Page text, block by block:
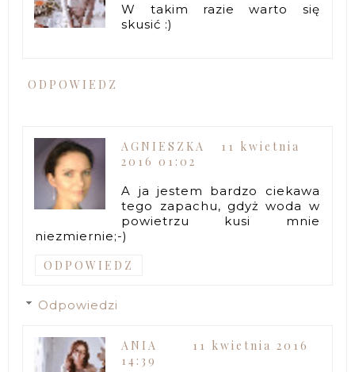
W takim razie warto się
skusić :)
ODPOWIEDZ
AGNIESZKA
11 kwietnia
2016 01:02
A ja jestem bardzo ciekawa
tego zapachu, gdyż woda w
powietrzu kusi mnie
niezmiernie;-)
ODPOWIEDZ
Odpowiedzi
ANIA
11 kwietnia 2016
14:39